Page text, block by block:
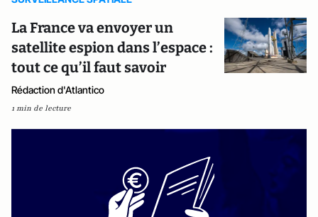
La France va envoyer un
satellite espion dans l’espace :
tout ce qu’il faut savoir
Rédaction d'Atlantico
1 min de lecture